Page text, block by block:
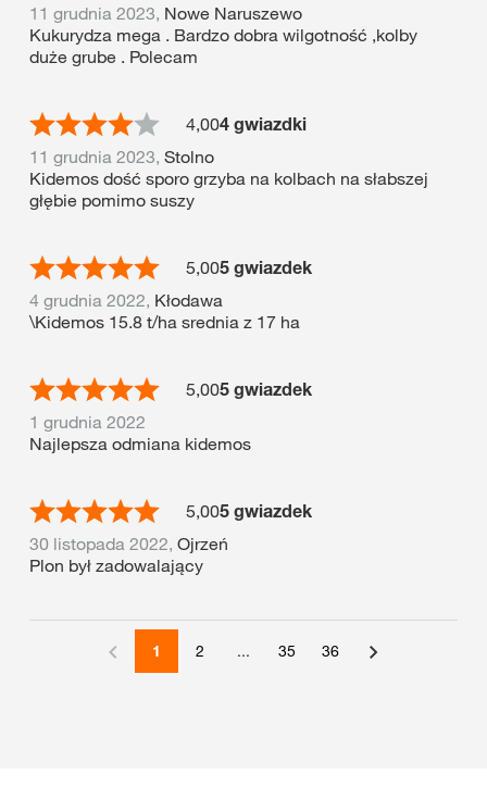
11 grudnia 2023, Nowe Naruszewo
Kukurydza mega . Bardzo dobra wilgotność ,kolby
duże grube . Polecam
4,004 gwiazdki
11 grudnia 2023, Stolno
Kidemos dość sporo grzyba na kolbach na słabszej
głębie pomimo suszy
5,005 gwiazdek
4 grudnia 2022, Kłodawa
\Kidemos 15.8 t/ha srednia z 17 ha
5,005 gwiazdek
1 grudnia 2022
Najlepsza odmiana kidemos
5,005 gwiazdek
30 listopada 2022, Ojrzeń
Plon był zadowalający
1 2 ... 35 36